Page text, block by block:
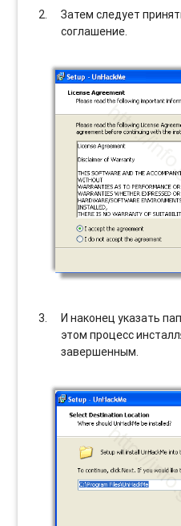
Затем следует
соглашение.
И наконец указать
этом процесс
завершенным.